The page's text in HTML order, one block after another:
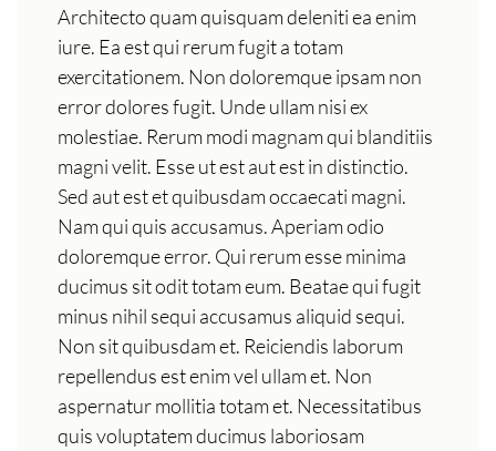
Architecto quam quisquam deleniti ea enim
iure. Ea est qui rerum fugit a totam
exercitationem. Non doloremque ipsam non
error dolores fugit. Unde ullam nisi ex
molestiae. Rerum modi magnam qui blanditiis
magni velit. Esse ut est aut est in distinctio.
Sed aut est et quibusdam occaecati magni.
Nam qui quis accusamus. Aperiam odio
doloremque error. Qui rerum esse minima
ducimus sit odit totam eum. Beatae qui fugit
minus nihil sequi accusamus aliquid sequi.
Non sit quibusdam et. Reiciendis laborum
repellendus est enim vel ullam et. Non
aspernatur mollitia totam et. Necessitatibus
quis voluptatem ducimus laboriosam